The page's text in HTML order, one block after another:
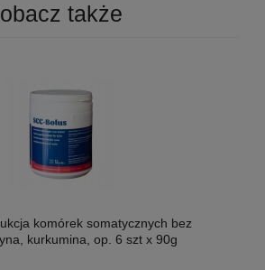
także
komórek somatycznych bez
kurkumina, op. 6 szt x 90g